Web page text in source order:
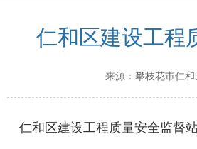
仁和区建设工程
来源： 攀枝花市仁
仁和区建设工程质量安全监督